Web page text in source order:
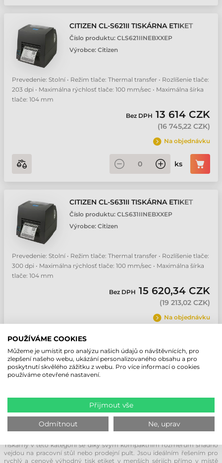
CITIZEN CL-S621II TISKÁRNA ETIKET
Číslo produktu: CLS621IINEBXXEP
Výrobce: Citizen
Prevedenie: Stolní • Režim tlače: Thermal transfer • Rozlíšenie tlače:
203 dpi • Maximálna rýchlosť tlače: 100 mm/sec • Maximálna šírka
tlače: 104 mm
Bez DPH 13 614 CZK
(16 745,22 CZK)
Na objednávku
ks
CITIZEN CL-S631II TISKÁRNA ETIKET
Číslo produktu: CLS631IINEBXXEP
Výrobce: Citizen
Prevedenie: Stolní • Režim tlače: Thermal transfer • Rozlíšenie tlače:
300 dpi • Maximálna rýchlosť tlače: 100 mm/sec • Maximálna šírka
tlače: 104 mm
Bez DPH 15 620,34 CZK
(19 213,02 CZK)
Na objednávku
POHODLNÉ A SNADNÉ OZNAČOVÁNÍ
Tiskárny etiket na kotouči patřící do kategorie stolních tiskáren jsou
zařízení speciálně vyvinutá pro tisk menšího množství štítků.
Představují vynikající alternativu k běžným laserovým nebo
Tiskárny v této kategorii se díky svým kompaktním rozměrům snadno
vejdou na pracovní stůl nebo prodejní pult. Jsou ideálním řešením pro
rychlý a cenově výhodný tisk etiket v menších sériích přímo v místě
POUŽÍVÁME COOKIES
Můžeme je umístit pro analýzu našich údajů o návštěvnících, pro
zlepšení našeho webu, ukázání personalizovaného obsahu a pro
poskytnutí skvělého zážitku z webu. Pro více informací o cookies
používáme otevřené nastavení.
Přijmout vše
Odmítnout Ne, uprav